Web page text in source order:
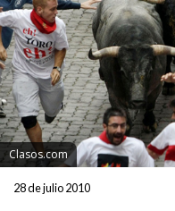
Clasos.com
28 de julio 2010